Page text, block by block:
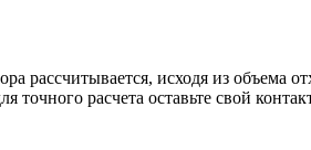
исходя из объема
расчета оставьте свой